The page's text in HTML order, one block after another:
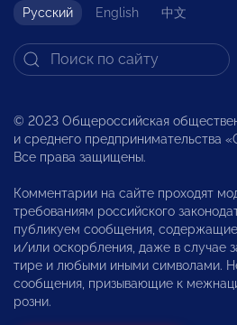
Русский English 中文
© 2023 Общероссийская
и среднего
Все права защищены.
Комментарии на сайте проходят
требованиям российского
публикуем сообщения,
и/или оскорбления, даже в случае
тире и любыми иными символами.
сообщения, призывающие к
розни.